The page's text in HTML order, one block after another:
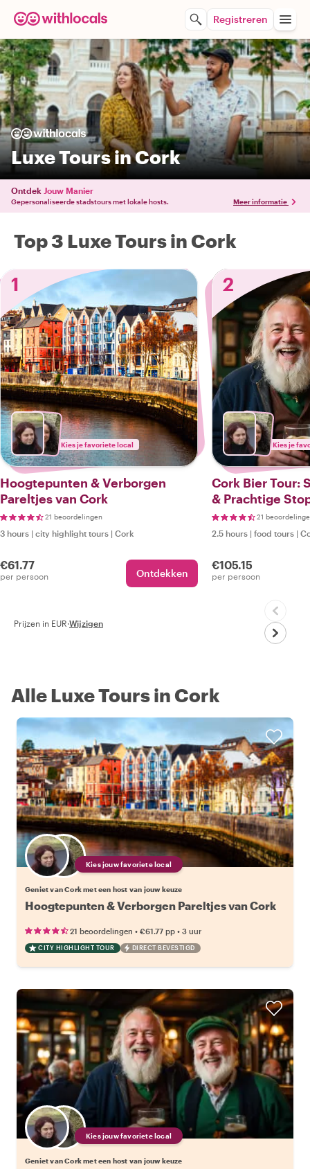
Registreren
Luxe Tours in Cork
Ontdek Jouw Manier
Gepersonaliseerde stadstours met lokale hosts. Meer informatie
Top 3 Luxe Tours in Cork
1
Kies je favoriete local
Hoogtepunten & Verborgen
Pareltjes van Cork
21 beoordelingen
3 hours | city highlight tours | Cork
€61.77
per persoon Ontdekken
2
Kies je
Cork Bier Tour:
& Prachtige
21
2.5 hours | food tours |
€105.15
per persoon
Prijzen in EUR·Wijzigen
Alle Luxe Tours in Cork
Kies jouw favoriete local
Geniet van Cork met een host van jouw keuze
Hoogtepunten & Verborgen Pareltjes van Cork
21 beoordelingen • €61.77 pp • 3 uur
CITY HIGHLIGHT TOUR DIRECT BEVESTIGD
Kies jouw favoriete local
Geniet van Cork met een host van jouw keuze